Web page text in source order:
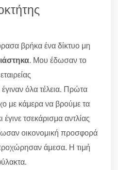
βρήκα ένα δίκτυο μη
. Μου έδωσαν το
έγιναν όλα τέλεια. Πρώτα
με κάμερα να βρούμε τα
τσεκάρισμα αντλίας
οικονομική προσφορά
άμεσα. Η τιμή